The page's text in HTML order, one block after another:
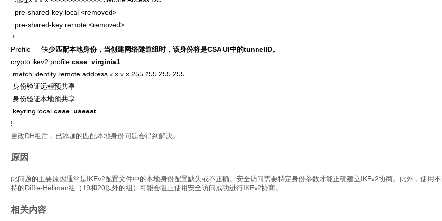
pre-shared-key local <removed>
pre-shared-key remote <removed>
!
Profile — 缺少匹配本地身份，当创建网络隧道组时，该身份将是CSA UI中的tunnelID。
crypto ikev2 profile csse_virginia1
match identity remote address x.x.x.x 255.255.255.255
身份验证远程预共享
身份验证本地预共享
keyring local csse_useast
!
更改DH组后，已添加的匹配本地身份问题会得到解决。
原因
此问题的主要原因通常是IKEv2配置文件中的本地身份配置缺失或不正确。安全访问需要特定身份参数才能正确建立IKEv2协商。此外，使用
持的Diffie-Hellman组（19和20以外的组）可能会阻止使用安全访问成功进行IKEv2协商。
相关内容